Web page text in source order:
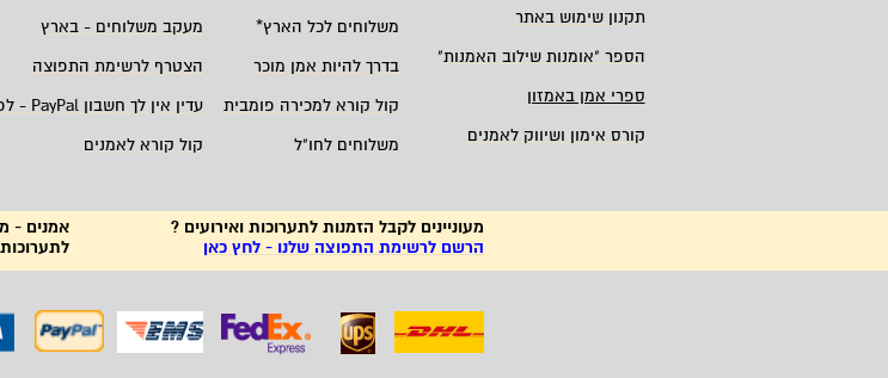
תקנון שימוש באתר
משלוחים לכל הארץ* מעקב משלוחים - בארץ
הספר "אומנות שילוב האמנות" בדרך להיות אמן מוכר הצטרף לרשימת התפוצה
ספרי אמן באמזון
קול קורא למכירה פומבית עדין אין לך חשבון PayPal -
קורס אימון ושיווק לאמנים
משלוחים לחו"ל קול קורא לאמנים
מעוניינים לקבל הזמנות לתערוכות ואירועים ?
הרשם לרשימת התפוצה שלנו - לחץ כאן
אמנים -